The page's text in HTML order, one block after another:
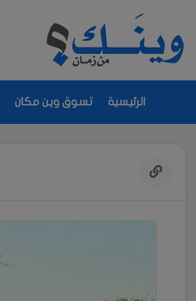
الرئيسية تسوق وين مكان